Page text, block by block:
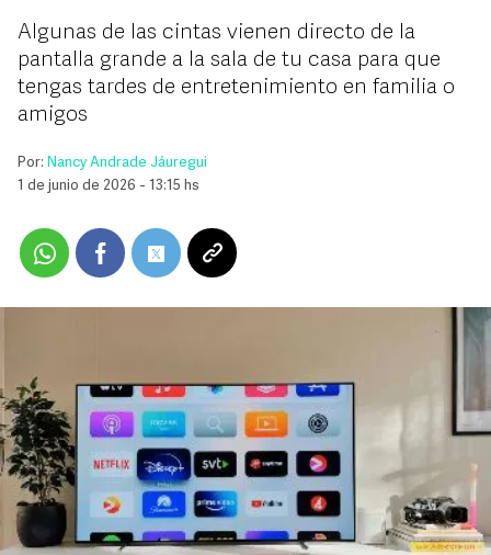
Algunas de las cintas vienen directo de la
pantalla grande a la sala de tu casa para que
tengas tardes de entretenimiento en familia o
amigos
Por: Nancy Andrade Jáuregui
1 de junio de 2026 - 13:15 hs